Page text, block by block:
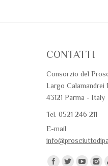
CONTATTI
Consorzio del
Largo Calamandrei
43121 Parma - Italy
Tel. 0521 246 211
E-mail
Trovaci su: